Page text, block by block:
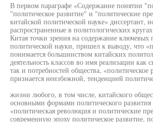
В первом параграфе «Содержание понятии
"политическое развитие" и "политические
китайской политической науке» диссертант,
распространенные в политологических
Китая точки зрения на содержание ключевых
политической науки, пришел к выводу, что
понимается большинством китайских
деятельность классов во имя реализации как
так и потребностей общества, «политическое
признается неизбежной, тенденцией
жизни любого, в том числе, китайского
основными формами политического развития
«политическая революция и политические
современную эпоху политическое развитие,